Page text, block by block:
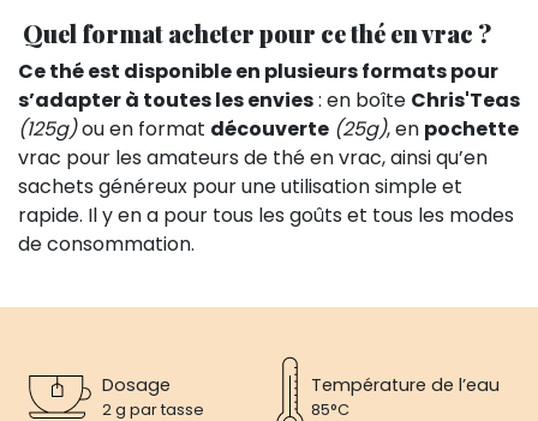
Quel format acheter pour ce thé en vrac ?
Ce thé est disponible en plusieurs formats pour
s’adapter à toutes les envies: en boîte Chris'Teas
(125g)ou en format découverte (25g), en pochette
vrac pour les amateurs de thé en vrac, ainsi qu’en
sachets généreux pour une utilisation simple et
rapide. Il y en a pour tous les goûts et tous les modes
de consommation.
Dosage
2 g par tasse
Température de l’eau
85°C